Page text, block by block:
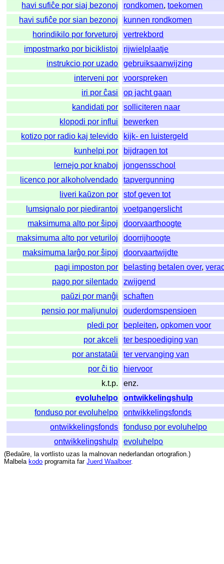
havi sufiĉe por siaj bezonoj
rondkomen,toekomen
havi sufiĉe por sian bezonoj
kunnen rondkomen
horindikilo por forveturoj
vertrekbord
impostmarko por biciklistoj
rijwielplaatje
instrukcio por uzado
gebruiksaanwijzing
interveni por
voorspreken
iri por ĉasi
op jacht gaan
kandidati por
solliciteren naar
klopodi por influi
bewerken
kotizo por radio kaj televido
kijk- en luistergeld
kunhelpi por
bijdragen tot
lernejo por knaboj
jongensschool
licenco por alkoholvendado
tapvergunning
liveri kaŭzon por
stof geven tot
lumsignalo por piedirantoj
voetgangerslicht
maksimuma alto por ŝipoj
doorvaarthoogte
maksimuma alto por veturiloj
doorrijhoogte
maksimuma larĝo por ŝipoj
doorvaartwijdte
pagi imposton por
belasting betalen over,
pago por silentado
zwijgend
paŭzi por manĝi
schaften
pensio por maljunuloj
ouderdomspensioen
pledi por
bepleiten,opkomen voor
por akceli
ter bespoediging van
por anstataŭi
ter vervanging van
por ĉi tio
hiervoor
k.t.p.
enz.
evoluhelpo
ontwikkelingshulp
fonduso por evoluhelpo
ontwikkelingsfonds
ontwikkelingsfonds
fonduso por evoluhelpo
ontwikkelingshulp
evoluhelpo
(Bedaŭre, la vortlisto uzas la malnovan nederlandan ortografion.)
Malbela kodo programita far Juerd Waalboer.